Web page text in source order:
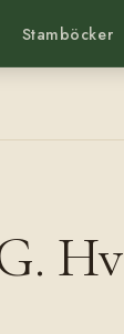
Stamböcker